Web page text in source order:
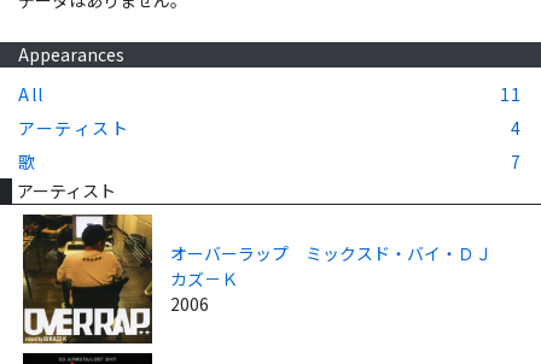
Appearances
All
11
アーティスト
4
歌
7
アーティスト
オーバーラップ ミックスド・バイ・ＤＪ
カズ－Ｋ
2006